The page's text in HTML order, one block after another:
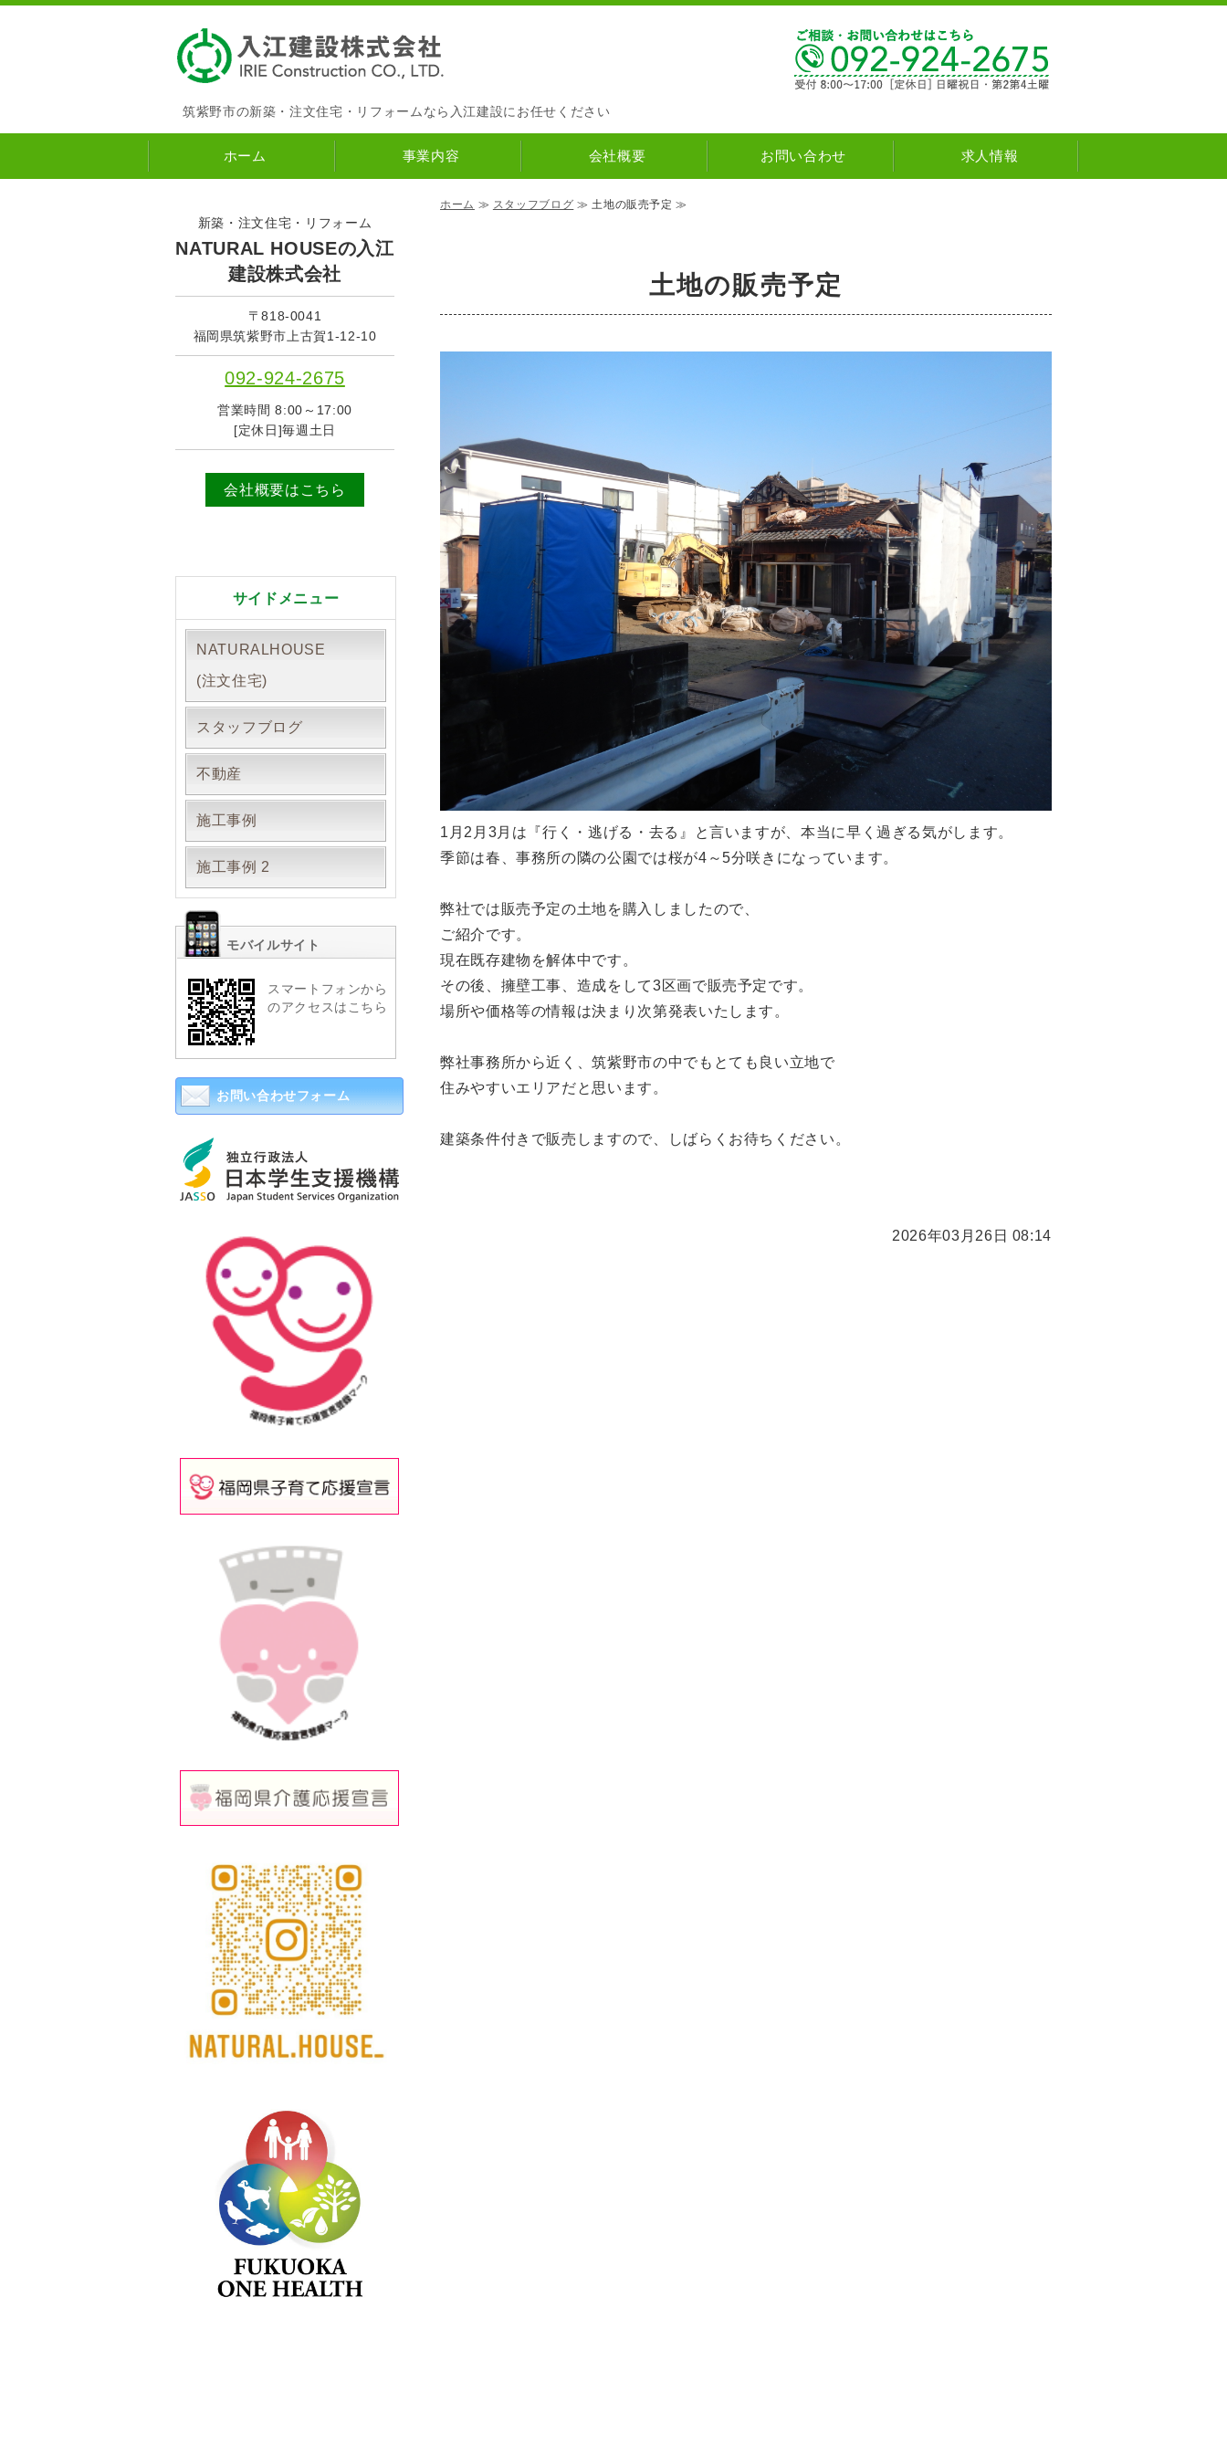
｜筑紫野市の新築・注文住宅・リフォーム natural house
筑紫野市の新築・注文住宅・リフォームなら入江建設にお任せください
ホーム 事業内容 会社概要 お問い合わせ 求人情報
ホーム ≫ スタッフブログ ≫ 土地の販売予定 ≫
土地の販売予定
1月2月3月は『行く・逃げる・去る』と言いますが、本当に早く過ぎる気がします。
季節は春、事務所の隣の公園では桜が4～5分咲きになっています。
弊社では販売予定の土地を購入しましたので、
ご紹介です。
現在既存建物を解体中です。
その後、擁壁工事、造成をして3区画で販売予定です。
場所や価格等の情報は決まり次第発表いたします。
弊社事務所から近く、筑紫野市の中でもとても良い立地で
住みやすいエリアだと思います。
建築条件付きで販売しますので、しばらくお待ちください。
2026年03月26日 08:14
新築・注文住宅・リフォーム
NATURAL HOUSEの入江
建設株式会社
〒818-0041
福岡県筑紫野市上古賀1-12-10
092-924-2675
営業時間 8:00～17:00
[定休日]毎週土日
会社概要はこちら
サイドメニュー
NATURALHOUSE
(注文住宅)
スタッフブログ
不動産
施工事例
施工事例 2
モバイルサイト
スマートフォンから
のアクセスはこちら
お問い合わせフォーム